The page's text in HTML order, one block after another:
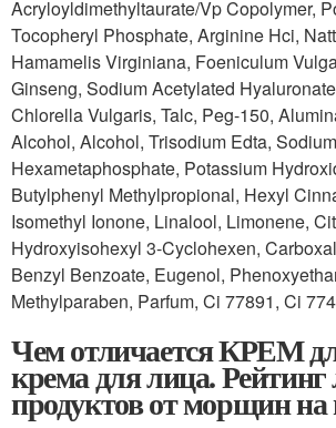
Acryloyldimethyltaurate/Vp Copolymer,
Tocopheryl Phosphate, Arginine Hci,
Hamamelis Virginiana, Foeniculum
Ginseng, Sodium Acetylated
Chlorella Vulgaris, Talc, Peg-150,
Alcohol, Alcohol, Trisodium Edta,
Hexametaphosphate, Potassium
Butylphenyl Methylpropional, Hexyl
Isomethyl Ionone, Linalool, Limonene,
Hydroxyisohexyl 3-Cyclohexen,
Benzyl Benzoate, Eugenol,
Methylparaben, Parfum, Ci 77891, Ci
Чем отличается КРЕМ
крема для лица.
продуктов от морщин